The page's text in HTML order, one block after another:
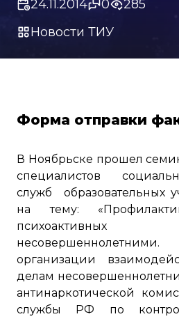
24.11.2014 0
285
Новости ТИУ
Форма отправки
В Ноябрьске прошел
специалистов
служб образовательных
на тему:
организации
делам
антинаркотической
службы РФ по